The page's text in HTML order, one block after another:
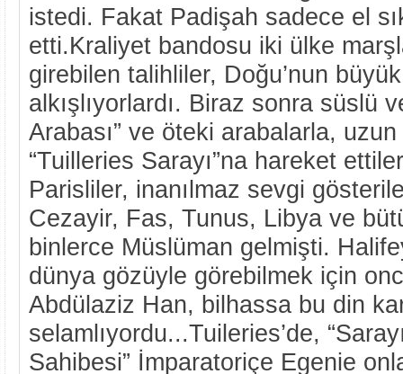
istedi. Fakat Padişah sadece el
etti.Kraliyet bandosu iki ülke
girebilen talihliler, Doğu’nun
alkışlıyorlardı. Biraz sonra süslü
Arabası” ve öteki arabalarla,
“Tuilleries Sarayı”na hareket
Parisliler, inanılmaz sevgi
Cezayir, Fas, Tunus, Libya ve
binlerce Müslüman gelmişti.
dünya gözüyle görebilmek için
Abdülaziz Han, bilhassa bu din
selamlıyordu...Tuileries’de,
Sahibesi” İmparatoriçe Egenie